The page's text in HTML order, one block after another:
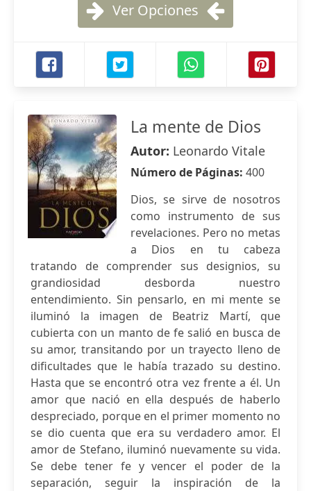
Ver Opciones
La mente de Dios
Autor: Leonardo Vitale
Número de Páginas: 400
Dios, se sirve de nosotros
como instrumento de sus
revelaciones. Pero no metas
a Dios en tu cabeza
tratando de comprender sus designios, su
grandiosidad desborda nuestro
entendimiento. Sin pensarlo, en mi mente se
iluminó la imagen de Beatriz Martí, que
cubierta con un manto de fe salió en busca de
su amor, transitando por un trayecto lleno de
dificultades que le había trazado su destino.
Hasta que se encontró otra vez frente a él. Un
amor que nació en ella después de haberlo
despreciado, porque en el primer momento no
se dio cuenta que era su verdadero amor. El
amor de Stefano, iluminó nuevamente su vida.
Se debe tener fe y vencer el poder de la
separación, seguir la inspiración de la